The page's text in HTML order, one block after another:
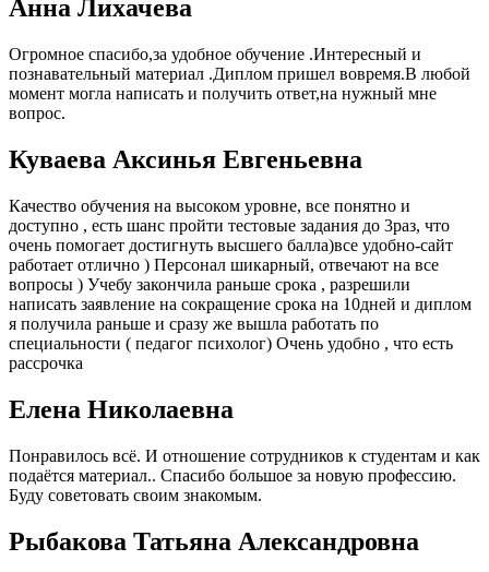
Анна Лихачева
Огромное спасибо,за удобное обучение .Интересный и
познавательный материал .Диплом пришел вовремя.В любой
момент могла написать и получить ответ,на нужный мне
вопрос.
Куваева Аксинья Евгеньевна
Качество обучения на высоком уровне, все понятно и
доступно , есть шанс пройти тестовые задания до 3раз, что
очень помогает достигнуть высшего балла)все удобно-сайт
работает отлично ) Персонал шикарный, отвечают на все
вопросы ) Учебу закончила раньше срока , разрешили
написать заявление на сокращение срока на 10дней и диплом
я получила раньше и сразу же вышла работать по
специальности ( педагог психолог) Очень удобно , что есть
рассрочка
Елена Николаевна
Понравилось всё. И отношение сотрудников к студентам и как
подаётся материал.. Спасибо большое за новую профессию.
Буду советовать своим знакомым.
Рыбакова Татьяна Александровна